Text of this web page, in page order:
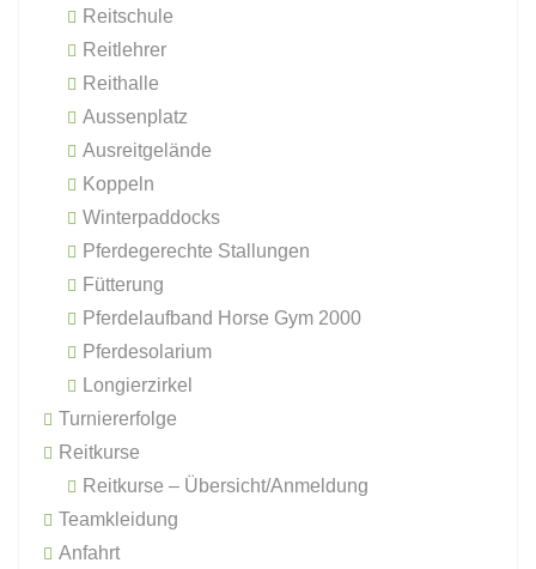
Reitschule
Reitlehrer
Reithalle
Aussenplatz
Ausreitgelände
Koppeln
Winterpaddocks
Pferdegerechte Stallungen
Fütterung
Pferdelaufband Horse Gym 2000
Pferdesolarium
Longierzirkel
Turniererfolge
Reitkurse
Reitkurse – Übersicht/Anmeldung
Teamkleidung
Anfahrt